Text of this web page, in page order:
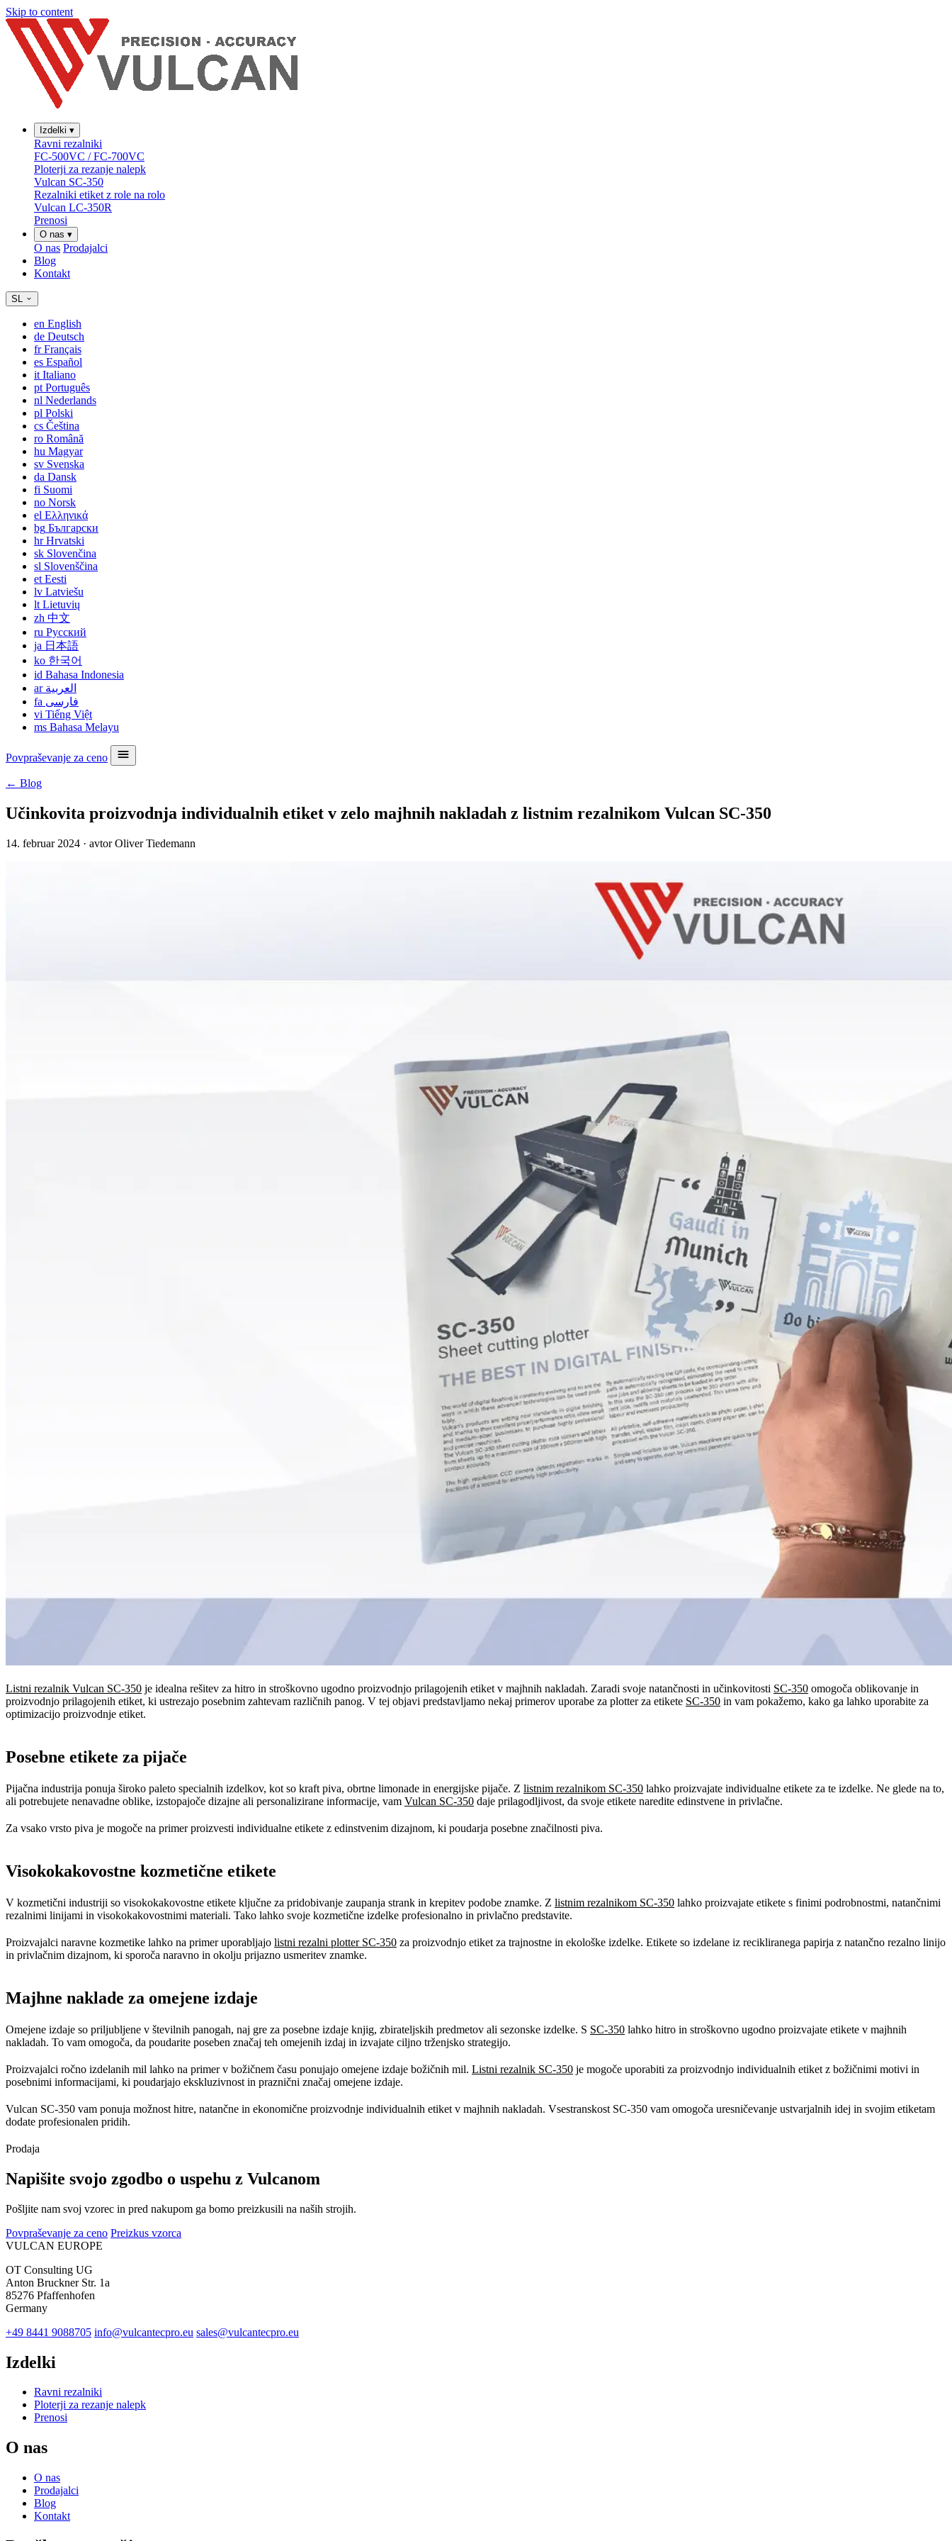
Skip to content
Izdelki ▾
Ravni rezalniki
FC-500VC / FC-700VC
Ploterji za rezanje nalepk
Vulcan SC-350
Rezalniki etiket z role na rolo
Vulcan LC-350R
Prenosi
O nas ▾
O nas Prodajalci
Blog
Kontakt
SL
en English
de Deutsch
frFrançais
es Español
it Italiano
pt Português
nl Nederlands
pl Polski
cs Čeština
ro Română
hu Magyar
sv Svenska
da Dansk
fi Suomi
no Norsk
el Ελληνικά
bg Български
hrHrvatski
sk Slovenčina
sl Slovenščina
et Eesti
lv Latviešu
lt Lietuvių
zh 中文
ru Русский
ja 日本語
ko 한국어
id Bahasa Indonesia
ar العربية
fa فارسی
vi Tiếng Việt
ms Bahasa Melayu
Povpraševanje za ceno
← Blog
Učinkovita proizvodnja individualnih etiket v zelo majhnih nakladah z listnim rezalnikom Vulcan SC-350
14. februar 2024 · avtor Oliver Tiedemann
Listni rezalnik Vulcan SC-350 je idealna rešitev za hitro in stroškovno ugodno proizvodnjo prilagojenih etiket v majhnih nakladah. Zaradi svoje natančnosti in učinkovitosti SC-350 omogoča oblikovanje in
proizvodnjo prilagojenih etiket, ki ustrezajo posebnim zahtevam različnih panog. V tej objavi predstavljamo nekaj primerov uporabe za plotter za etikete SC-350 in vam pokažemo, kako ga lahko uporabite za
optimizacijo proizvodnje etiket.
Posebne etikete za pijače
Pijačna industrija ponuja široko paleto specialnih izdelkov, kot so kraft piva, obrtne limonade in energijske pijače. Z listnim rezalnikom SC-350 lahko proizvajate individualne etikete za te izdelke. Ne glede na to,
ali potrebujete nenavadne oblike, izstopajoče dizajne ali personalizirane informacije, vam Vulcan SC-350 daje prilagodljivost, da svoje etikete naredite edinstvene in privlačne.
Za vsako vrsto piva je mogoče na primer proizvesti individualne etikete z edinstvenim dizajnom, ki poudarja posebne značilnosti piva.
Visokokakovostne kozmetične etikete
V kozmetični industriji so visokokakovostne etikete ključne za pridobivanje zaupanja strank in krepitev podobe znamke. Z listnim rezalnikom SC-350 lahko proizvajate etikete s finimi podrobnostmi, natančnimi
rezalnimi linijami in visokokakovostnimi materiali. Tako lahko svoje kozmetične izdelke profesionalno in privlačno predstavite.
Proizvajalci naravne kozmetike lahko na primer uporabljajo listni rezalni plotter SC-350 za proizvodnjo etiket za trajnostne in ekološke izdelke. Etikete so izdelane iz recikliranega papirja z natančno rezalno linijo
in privlačnim dizajnom, ki sporoča naravno in okolju prijazno usmeritev znamke.
Majhne naklade za omejene izdaje
Omejene izdaje so priljubljene v številnih panogah, naj gre za posebne izdaje knjig, zbirateljskih predmetov ali sezonske izdelke. S SC-350 lahko hitro in stroškovno ugodno proizvajate etikete v majhnih
nakladah. To vam omogoča, da poudarite poseben značaj teh omejenih izdaj in izvajate ciljno trženjsko strategijo.
Proizvajalci ročno izdelanih mil lahko na primer v božičnem času ponujajo omejene izdaje božičnih mil. Listni rezalnik SC-350 je mogoče uporabiti za proizvodnjo individualnih etiket z božičnimi motivi in
posebnimi informacijami, ki poudarjajo ekskluzivnost in praznični značaj omejene izdaje.
Vulcan SC-350 vam ponuja možnost hitre, natančne in ekonomične proizvodnje individualnih etiket v majhnih nakladah. Vsestranskost SC-350 vam omogoča uresničevanje ustvarjalnih idej in svojim etiketam
dodate profesionalen pridih.
Prodaja
Napišite svojo zgodbo o uspehu z Vulcanom
Pošljite nam svoj vzorec in pred nakupom ga bomo preizkusili na naših strojih.
Povpraševanje za ceno Preizkus vzorca
VULCAN EUROPE
OT Consulting UG
Anton Bruckner Str. 1a
85276 Pfaffenhofen
Germany
+49 8441 9088705 info@vulcantecpro.eu sales@vulcantecpro.eu
Izdelki
Ravni rezalniki
Ploterji za rezanje nalepk
Prenosi
O nas
O nas
Prodajalci
Blog
Kontakt